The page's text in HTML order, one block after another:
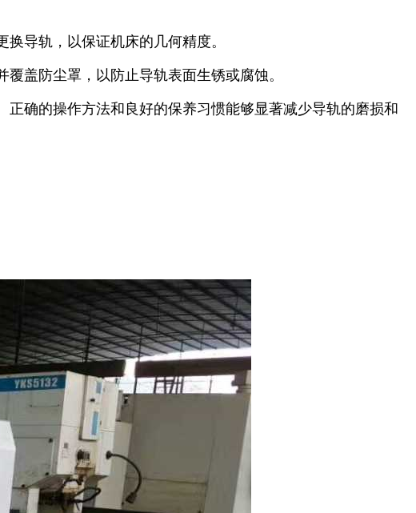
导轨，以保证机床的几何精度。
盖防尘罩，以防止导轨表面生锈或腐蚀。
确的操作方法和良好的保养习惯能够显著减少导轨的磨损和